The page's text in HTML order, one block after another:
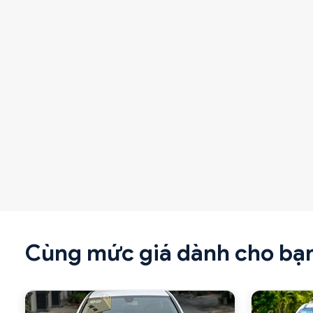
Cùng mức giá dành cho